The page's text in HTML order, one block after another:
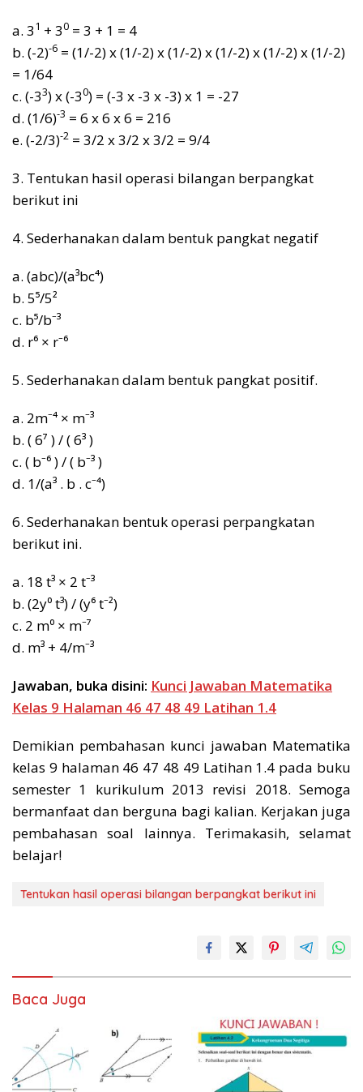
a. 31 + 30 = 3 + 1 = 4
b. (-2)-6 = (1/-2) x (1/-2) x (1/-2) x (1/-2) x (1/-2) x (1/-2)
= 1/64
c. (-33) x (-30) = (-3 x -3 x -3) x 1 = -27
d. (1/6)-3 = 6 x 6 x 6 = 216
e. (-2/3)-2 = 3/2 x 3/2 x 3/2 = 9/4
3. Tentukan hasil operasi bilangan berpangkat
berikut ini
4. Sederhanakan dalam bentuk pangkat negatif
a. (abc)/(a³bc⁴)
b. 5⁵/5²
c. b⁵/b⁻³
d. r⁶ × r⁻⁶
5. Sederhanakan dalam bentuk pangkat positif.
a. 2m⁻⁴ × m⁻³
b. ( 6⁷ ) / ( 6³ )
c. ( b⁻⁶ ) / ( b⁻³ )
d. 1/(a³ . b . c⁻⁴)
6. Sederhanakan bentuk operasi perpangkatan
berikut ini.
a. 18 t³ × 2 t⁻³
b. (2y⁰ t³) / (y⁶ t⁻²)
c. 2 m⁰ × m⁻⁷
d. m³ + 4/m⁻³
Jawaban, buka disini: Kunci Jawaban Matematika
Kelas 9 Halaman 46 47 48 49 Latihan 1.4
Demikian pembahasan kunci jawaban Matematika
kelas 9 halaman 46 47 48 49 Latihan 1.4 pada buku
semester 1 kurikulum 2013 revisi 2018. Semoga
bermanfaat dan berguna bagi kalian. Kerjakan juga
pembahasan soal lainnya. Terimakasih, selamat
belajar!
Tentukan hasil operasi bilangan berpangkat berikut ini
Baca Juga